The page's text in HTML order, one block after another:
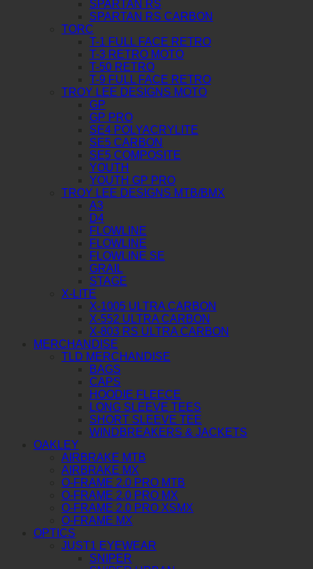
SPARTAN RS
SPARTAN RS CARBON
TORC
T-1 FULL FACE RETRO
T-3 RETRO MOTO
T-50 RETRO
T-9 FULL FACE RETRO
TROY LEE DESIGNS MOTO
GP
GP PRO
SE4 POLYACRYLITE
SE5 CARBON
SE5 COMPOSITE
YOUTH
YOUTH GP PRO
TROY LEE DESIGNS MTB/BMX
A3
D4
FLOWLINE
FLOWLINE
FLOWLINE SE
GRAIL
STAGE
X-LITE
X-1005 ULTRA CARBON
X-552 ULTRA CARBON
X-803 RS ULTRA CARBON
MERCHANDISE
TLD MERCHANDISE
BAGS
CAPS
HOODIE FLEECE
LONG SLEEVE TEES
SHORT SLEEVE TEE
WINDBREAKERS & JACKETS
OAKLEY
AIRBRAKE MTB
AIRBRAKE MX
O-FRAME 2.0 PRO MTB
O-FRAME 2.0 PRO MX
O-FRAME 2.0 PRO XSMX
O-FRAME MX
OPTICS
JUST1 EYEWEAR
SNIPER